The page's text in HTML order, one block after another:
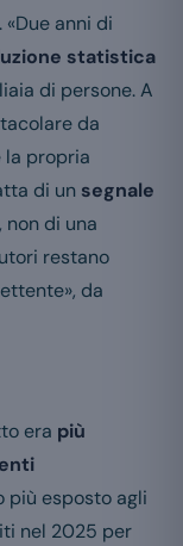
anni di
statistica
di persone. A
da
la propria
di un segnale
non di una
restano
da
era più
più esposto agli
nel 2025 per